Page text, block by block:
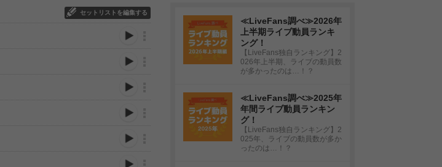
セットリストを編集する
≪LiveFans調べ≫2026年
上半期ライブ動員ランキ
ング！
【LiveFans独自ランキング】2
026年上半期、ライブの動員数
が多かったのは…！？
≪LiveFans調べ≫2025年
年間ライブ動員ランキン
グ！
【LiveFans独自ランキング】2
025年、ライブの動員数が多か
ったのは…！？